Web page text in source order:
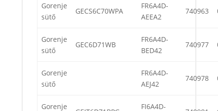
Gorenje
sütő
GECS6C70WPA
FR6A4D-
AEEA2
740963
Gorenje
sütő
GEC6D71WB
FR6A4D-
BED42
740977
Gorenje
sütő
FR6A4D-
AEJ42
740978
Gorenje
FI6A4D-